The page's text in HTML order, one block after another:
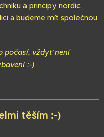
a principy nordic
a budeme mít společnou
počasí, vždyť není
:-)
těším :-)